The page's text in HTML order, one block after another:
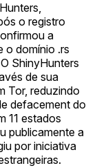
o registro
a
o domínio .rs
ShinyHunters
de sua
Tor, reduzindo
defacement do
11 estados
publicamente a
por iniciativa